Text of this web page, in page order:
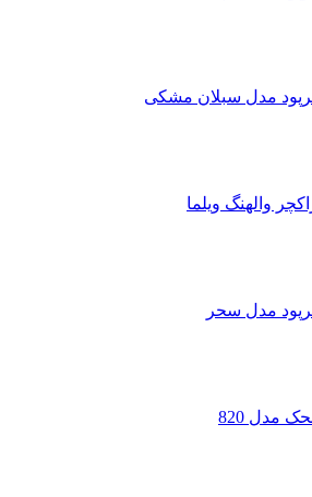
مدل سبلان مشکی
والهنگ ویلما
مدل سحر
مدل 820